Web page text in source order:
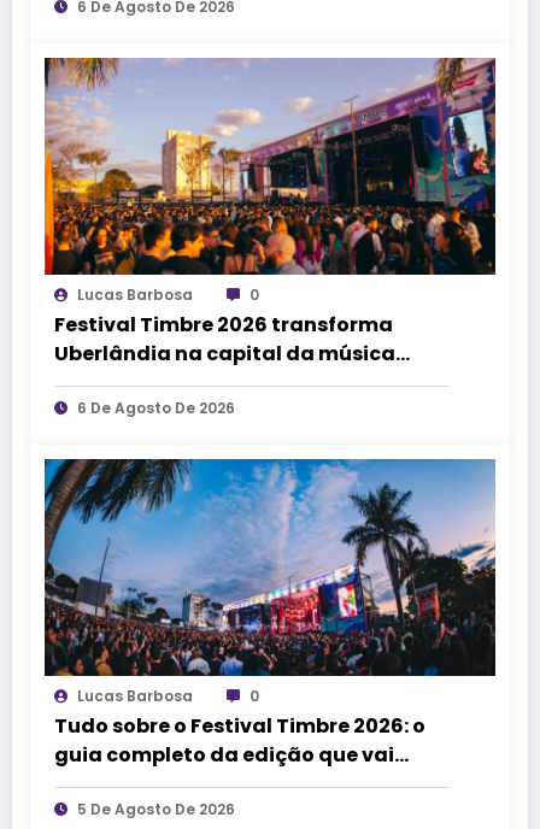
afirma Lucas Cordeiro
6 De Agosto De 2026
Lucas Barbosa 0
Festival Timbre 2026 transforma
Uberlândia na capital da música
durante dois dias de cultura,
encontros e experiências
6 De Agosto De 2026
Lucas Barbosa 0
Tudo sobre o Festival Timbre 2026: o
guia completo da edição que vai
transformar Uberlândia na cidade da
música
5 De Agosto De 2026